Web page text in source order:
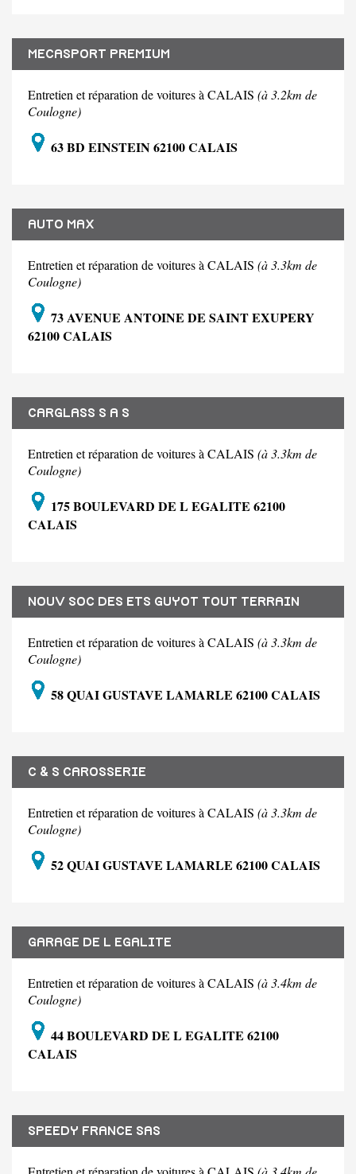
MECASPORT PREMIUM
Entretien et réparation de voitures à CALAIS (à 3.2km de
Coulogne)
63 BD EINSTEIN 62100 CALAIS
AUTO MAX
Entretien et réparation de voitures à CALAIS (à 3.3km de
Coulogne)
73 AVENUE ANTOINE DE SAINT EXUPERY
62100 CALAIS
CARGLASS S A S
Entretien et réparation de voitures à CALAIS (à 3.3km de
Coulogne)
175 BOULEVARD DE L EGALITE 62100
CALAIS
NOUV SOC DES ETS GUYOT TOUT TERRAIN
Entretien et réparation de voitures à CALAIS (à 3.3km de
Coulogne)
58 QUAI GUSTAVE LAMARLE 62100 CALAIS
C & S CAROSSERIE
Entretien et réparation de voitures à CALAIS (à 3.3km de
Coulogne)
52 QUAI GUSTAVE LAMARLE 62100 CALAIS
GARAGE DE L EGALITE
Entretien et réparation de voitures à CALAIS (à 3.4km de
Coulogne)
44 BOULEVARD DE L EGALITE 62100
CALAIS
SPEEDY FRANCE SAS